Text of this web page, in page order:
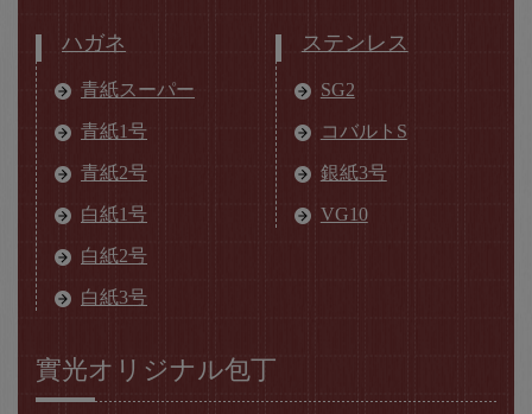
ハガネ
青紙スーパー
青紙1号
青紙2号
白紙1号
白紙2号
白紙3号
ステンレス
SG2
コバルトS
銀紙3号
VG10
實光オリジナル包丁